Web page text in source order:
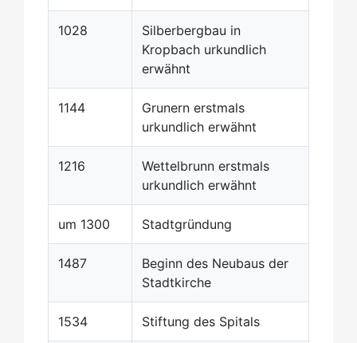
1028
Silberbergbau in
Kropbach urkundlich
erwähnt
1144
Grunern erstmals
urkundlich erwähnt
1216
Wettelbrunn erstmals
urkundlich erwähnt
um 1300 Stadtgründung
1487
Beginn des Neubaus der
Stadtkirche
1534 Stiftung des Spitals